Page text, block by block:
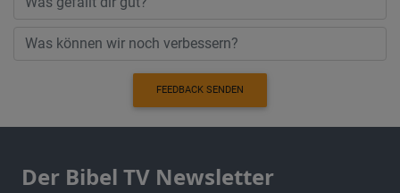
FEEDBACK SENDEN
Der Bibel TV Newsletter